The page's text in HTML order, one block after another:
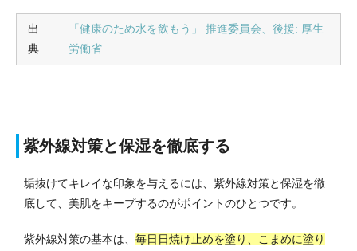
出
典
「健康のため水を飲もう」 推進委員会、後援: 厚生
労働省
紫外線対策と保湿を徹底する
垢抜けてキレイな印象を与えるには、紫外線対策と保湿を徹
底して、美肌をキープするのがポイントのひとつです。
紫外線対策の基本は、 毎日日焼け止めを塗り、こまめに塗り